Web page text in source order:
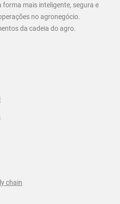
mais inteligente, segura e
no agronegócio.
da cadeia do agro.
chain